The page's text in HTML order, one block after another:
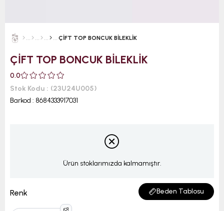
ÇİFT TOP BONCUK BİLEKLİK
ÇİFT TOP BONCUK BİLEKLİK
0.0
Stok Kodu
(23U24U005)
Barkod : 8684333917031
Ürün stoklarımızda kalmamıştır.
Renk Beden Tablosu